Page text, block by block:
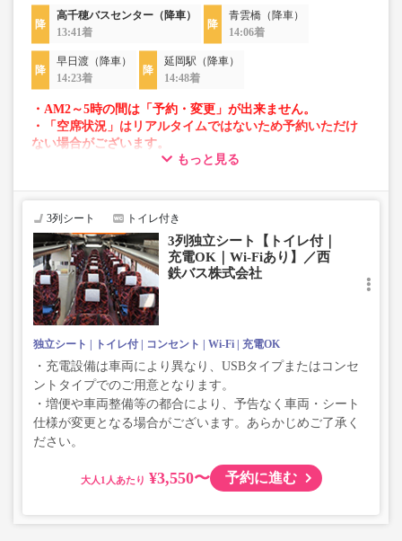
高千穂バスセンター（降車）
13:41着
青雲橋（降車）
14:06着
早日渡（降車）
14:23着
延岡駅（降車）
14:48着
・AM2～5時の間は「予約・変更」が出来ません。
・「空席状況」はリアルタイムではないため予約いただけ
ない場合がございます。
・車両は予告なく変更となる場合がございます。これに伴
で、あらかじめご了承ください。
もっと見る
3列シート トイレ付き
3列独立シート【トイレ付｜
充電OK｜Wi-Fiあり】／西
鉄バス株式会社
独立シート トイレ付 コンセント Wi-Fi 充電OK
・充電設備は車両により異なり、USBタイプまたはコンセ
ントタイプでのご用意となります。
・増便や車両整備等の都合により、予告なく車両・シート
仕様が変更となる場合がございます。あらかじめご了承く
ださい。
大人 ¥3,550〜 予約に進む